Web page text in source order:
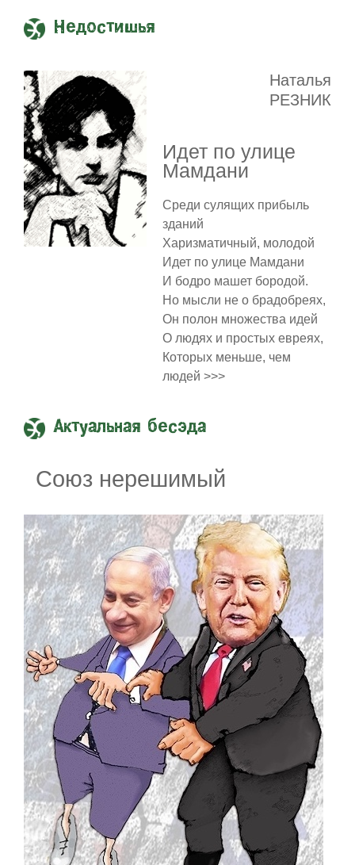
Недостишья
Наталья
РЕЗНИК
Идет по улице
Мамдани
Среди сулящих прибыль
зданий
Харизматичный, молодой
Идет по улице Мамдани
И бодро машет бородой.
Но мысли не о брадобреях,
Он полон множества идей
О людях и простых евреях,
Которых меньше, чем
людей >>>
Актуальная бесэда
Союз нерешимый